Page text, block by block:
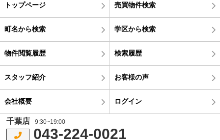
トップページ 売買物件検索
町名から検索 学区から検索
物件閲覧履歴 検索履歴
スタッフ紹介 お客様の声
会社概要 ログイン
千葉店 9:30~19:00
043-224-0021